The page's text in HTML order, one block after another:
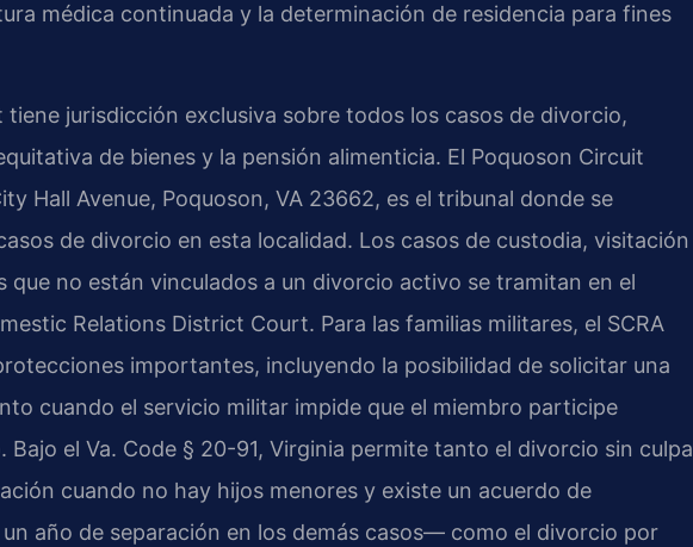
médica continuada y la determinación de residencia para fines
tiene jurisdicción exclusiva sobre todos los casos de divorcio,
de bienes y la pensión alimenticia. El Poquoson Circuit
Hall Avenue, Poquoson, VA 23662, es el tribunal donde se
de divorcio en esta localidad. Los casos de custodia, visitación
que no están vinculados a un divorcio activo se tramitan en el
Relations District Court. Para las familias militares, el SCRA
importantes, incluyendo la posibilidad de solicitar una
cuando el servicio militar impide que el miembro participe
Bajo el Va. Code § 20-91, Virginia permite tanto el divorcio sin culpa
cuando no hay hijos menores y existe un acuerdo de
año de separación en los demás casos— como el divorcio por